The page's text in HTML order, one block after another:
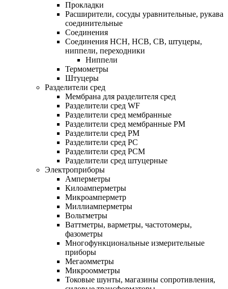
Прокладки
Расширители, сосуды уравнительные, рукава
соединительные
Соединения
Соединения НСН, НСВ, СВ, штуцеры,
ниппели, переходники
Ниппели
Термометры
Штуцеры
Разделители сред
Мембрана для разделителя сред
Разделители сред WF
Разделители сред мембранные
Разделители сред мембранные РМ
Разделители сред РМ
Разделители сред РС
Разделители сред РСМ
Разделители сред штуцерные
Электроприборы
Амперметры
Килоамперметры
Микроамперметр
Миллиамперметры
Вольтметры
Ваттметры, варметры, частотомеры,
фазометры
Многофункциональные измерительные
приборы
Мегаомметры
Микроомметры
Токовые шунты, магазины сопротивления,